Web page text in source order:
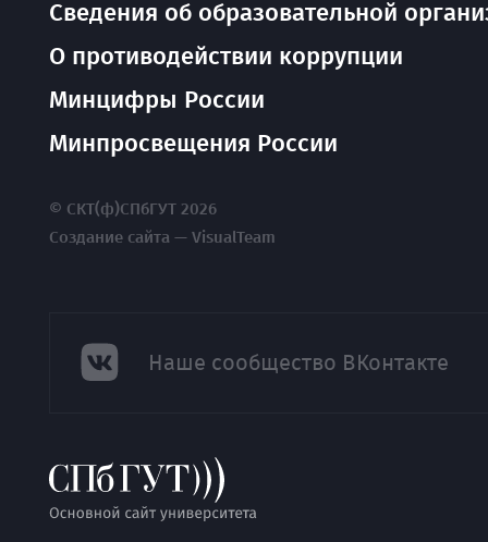
Сведения об образовательной
О противодействии коррупции
Минцифры России
Минпросвещения России
© СКТ(ф)СПбГУТ 2026
Создание сайта — VisualTeam
Наше сообщество ВКонтакте